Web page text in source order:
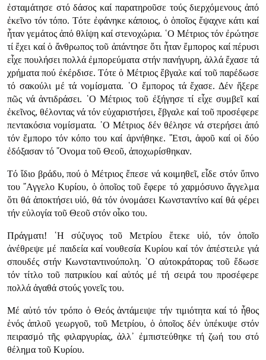
ἐσταμάτησε στό δάσος καί παρατηροῦσε τούς διερχόμενους ἀπό
ἐκεῖνο τόν τόπο. Τότε ἐφάνηκε κάποιος, ὁ ὁποῖος ἔψαχνε κάτι καί
ἦταν γεμάτος ἀπό θλίψη καί στενοχώρια. ῾Ο Μέτριος τόν ἐρώτησε
τί ἔχει καί ὁ ἄνθρωπος τοῦ ἀπάντησε ὅτι ἦταν ἔμπορος καί πέρυσι
εἶχε πουλήσει πολλά ἐμπορεύματα στήν πανήγυρη, ἀλλά ἔχασε τά
χρήματα πού ἐκέρδισε. Τότε ὁ Μέτριος ἔβγαλε καί τοῦ παρέδωσε
τό σακούλι μέ τά νομίσματα. ῾Ο ἔμπορος τά ἔχασε. Δέν ἤξερε
πῶς νά ἀντιδράσει. ῾Ο Μέτριος τοῦ ἐξήγησε τί εἶχε συμβεῖ καί
ἐκεῖνος, θέλοντας νά τόν εὐχαριστήσει, ἔβγαλε καί τοῦ προσέφερε
πεντακόσια νομίσματα. ῾Ο Μέτριος δέν θέλησε νά στερήσει ἀπό
τόν ἔμπορο τόν κόπο του καί ἀρνήθηκε. ῎Ετσι, ἀφοῦ καί οἱ δύο
ἐδόξασαν τό ῎Ονομα τοῦ Θεοῦ, ἀποχωρίσθηκαν.
Τό ἴδιο βράδυ, πού ὁ Μέτριος ἔπεσε νά κοιμηθεῖ, εἶδε στόν ὕπνο
του ῎Αγγελο Κυρίου, ὁ ὁποῖος τοῦ ἔφερε τό χαρμόσυνο ἄγγελμα
ὅτι θά ἀποκτήσει υἱό, θά τόν ὀνομάσει Κωνσταντίνο καί θά φέρει
τήν εὐλογία τοῦ Θεοῦ στόν οἶκο του.
Πράγματι! ῾Η σύζυγος τοῦ Μετρίου ἔτεκε υἱό, τόν ὁποῖο
ἀνέθρεψε μέ παιδεία καί νουθεσία Κυρίου καί τόν ἀπέστειλε γιά
σπουδές στήν Κωνσταντινούπολη. ῾Ο αὐτοκράτορας τοῦ ἔδωσε
τόν τίτλο τοῦ πατρικίου καί αὐτός μέ τή σειρά του προσέφερε
πολλά ἀγαθά στούς γονεῖς του.
Μέ αὐτό τόν τρόπο ὁ Θεός ἀντάμειψε τήν τιμιότητα καί τό ἦθος
ἑνός ἁπλοῦ γεωργοῦ, τοῦ Μετρίου, ὁ ὁποῖος δέν ὑπέκυψε στόν
πειρασμό τῆς φιλαργυρίας, ἀλλ᾿ ἐμπιστεύθηκε τή ζωή του στό
θέλημα τοῦ Κυρίου.